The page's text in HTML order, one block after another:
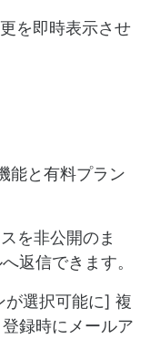
を即時表示させ
能と有料プラン
を非公開のま
返信できます。
が選択可能に] 複
録時にメールア